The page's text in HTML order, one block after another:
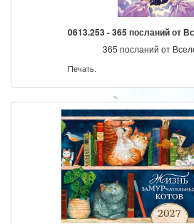
0613.253 - 365 посланий от
365 посланий от
Печать.